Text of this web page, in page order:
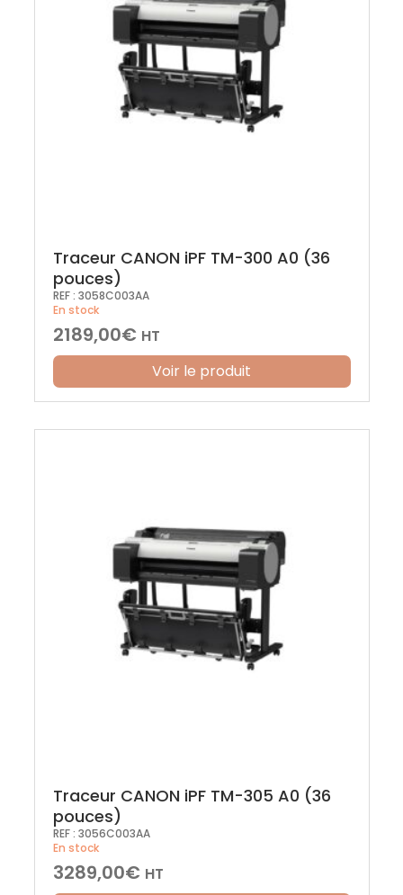
Traceur CANON iPF TM-300 A0 (36
pouces)
REF : 3058C003AA
En stock
2189,00€ HT
Voir le produit
Traceur CANON iPF TM-305 A0 (36
pouces)
REF : 3056C003AA
En stock
3289,00€ HT